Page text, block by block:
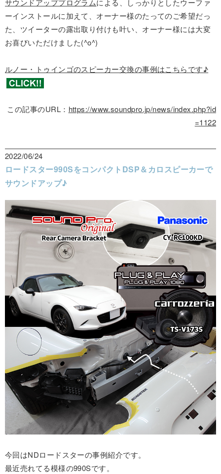
サウンドアッププログラムによる、しっかりとしたウーファ
ーインストールに加えて、オーナー様のたってのご希望だっ
た、ツイーターの露出取り付けも叶い、オーナー様には大変
お喜びいただけました(^o^)
ルノー・トゥインゴのスピーカー交換の事例はこちらです♪
この記事のURL： https://www.soundpro.jp/news/index.php?id
=1122
2022/06/24
ロードスター990SをコンパクトDSP＆カロスピーカーで
サウンドアップ♪
今回はNDロードスターの事例紹介です。
最近売れてる模様の990Sです。